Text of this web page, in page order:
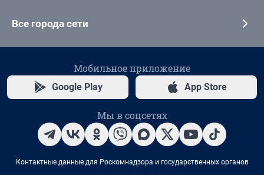
Все города сети
Мобильное приложение
Google Play App Store
Мы в соцсетях
Контактные данные для Роскомнадзора и государственных органов